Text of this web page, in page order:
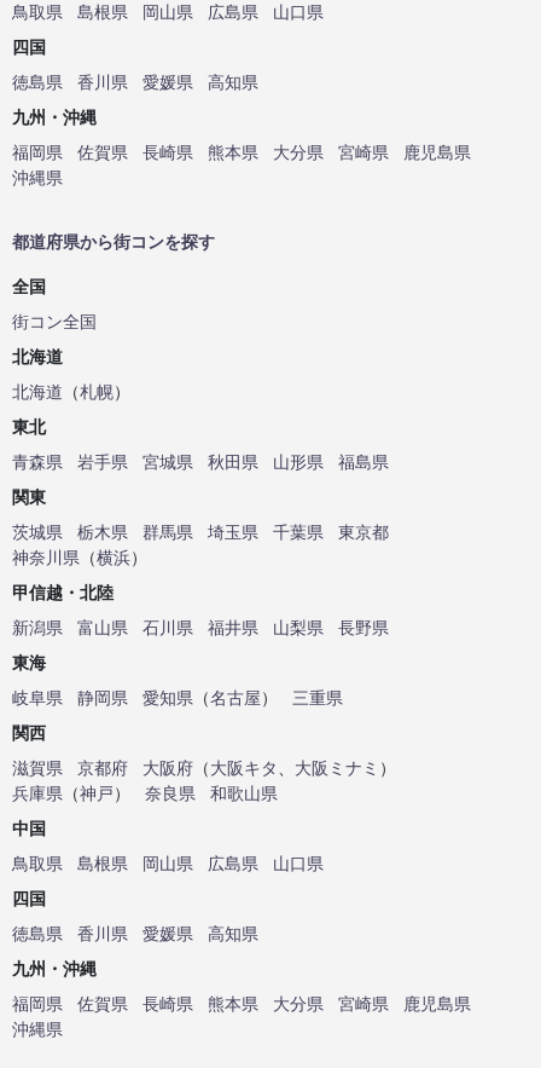
鳥取県
島根県 岡山県 広島県
山口県
四国
徳島県
香川県 愛媛県
高知県
九州・沖縄
福岡県
佐賀県 長崎県 熊本県 大分県 宮崎県
鹿児島県
沖縄県
都道府県から街コンを探す
全国
街コン全国
北海道
北海道 （札幌）
東北
青森県
岩手県 宮城県 秋田県 山形県
福島県
関東
茨城県
栃木県 群馬県 埼玉県 千葉県
東京都
神奈川県 （横浜）
甲信越・北陸
新潟県
富山県 石川県 福井県 山梨県
長野県
東海
岐阜県
静岡県 愛知県 （名古屋）
三重県
関西
滋賀県
京都府 大阪府 （大阪キタ 大阪ミナミ ）
兵庫県 （神戸） 奈良県
和歌山県
中国
鳥取県
島根県 岡山県 広島県
山口県
四国
徳島県
香川県 愛媛県
高知県
九州・沖縄
福岡県
佐賀県 長崎県 熊本県 大分県 宮崎県
鹿児島県
沖縄県